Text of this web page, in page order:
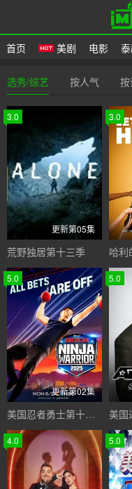
首页 美剧 电影
选秀/综艺 按人气
3.0
更新第05集
荒野独居第十三季
3.0
哈利
5.0
更新第02集
美国忍者勇士第十八季
5.0
美国
4.0 5.0